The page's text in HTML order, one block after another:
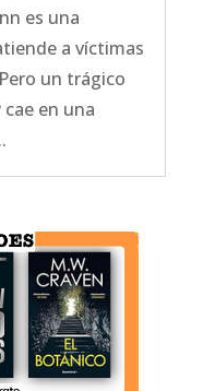
es una
a víctimas
un trágico
en una